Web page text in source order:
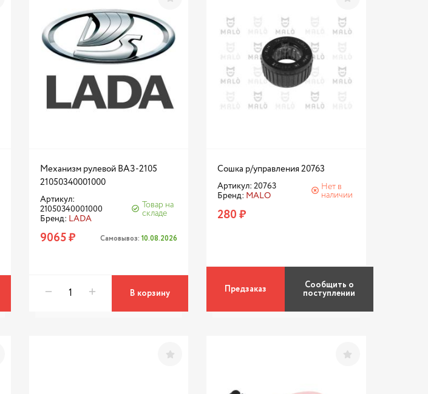
Механизм рулевой ВАЗ-2105
21050340001000
Артикул:
21050340001000
Бренд: LADA
Товар на
складе
9065 ₽ Самовывоз:10.08.2026
В корзину
Сошка р/управления 20763
Артикул: 20763
Бренд: MALO
Нет в
наличии
280 ₽
Предзаказ Сообщить о
поступлении